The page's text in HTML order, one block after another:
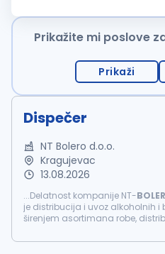
Prikažite mi poslove
Prikaži
Dispečer
NT Bolero d.o.o.
Kragujevac
13.08.2026
...Delatnost kompanije NT-
je distribucija i uvoz alkoholnih i
širenjem asortimana robe,